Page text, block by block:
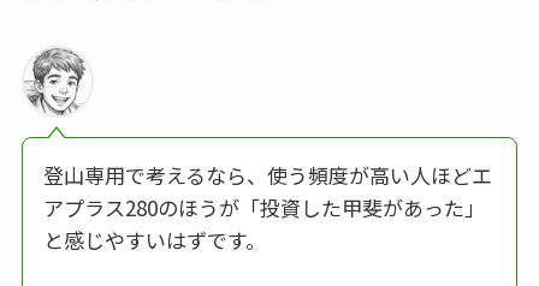
登山専用で考えるなら、使う頻度が高い人ほどエ
アプラス280のほうが「投資した甲斐があった」
と感じやすいはずです。